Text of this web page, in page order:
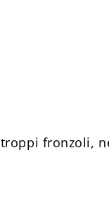
troppi fronzoli,